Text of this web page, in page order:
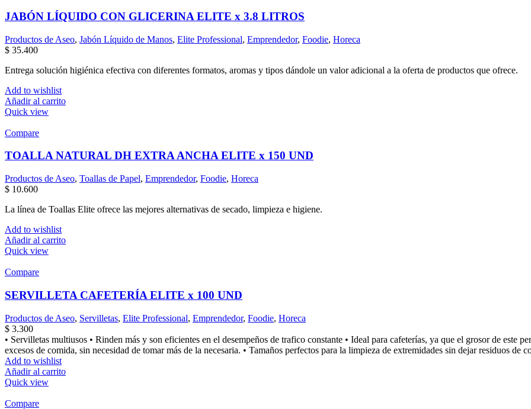
JABÓN LÍQUIDO CON GLICERINA ELITE x 3.8 LITROS
Productos de Aseo, Jabón Líquido de Manos, Elite Professional, Emprendedor, Foodie, Horeca
$ 35.400
Entrega solución higiénica efectiva con diferentes formatos, aromas y tipos dándole un valor adicional a la oferta de productos que ofrece.
Add to wishlist
Añadir al carrito
Quick view
Compare
TOALLA NATURAL DH EXTRA ANCHA ELITE x 150 UND
Productos de Aseo, Toallas de Papel, Emprendedor, Foodie, Horeca
$ 10.600
La línea de Toallas Elite ofrece las mejores alternativas de secado, limpieza e higiene.
Add to wishlist
Añadir al carrito
Quick view
Compare
SERVILLETA CAFETERÍA ELITE x 100 UND
Productos de Aseo, Servilletas, Elite Professional, Emprendedor, Foodie, Horeca
$ 3.300
• Servilletas multiusos • Rinden más y son eficientes en el desempeños de trafico constante • Ideal para cafeterías, ya que el grosor de este
excesos de comida, sin necesidad de tomar más de la necesaria. • Tamaños perfectos para la limpieza de extremidades sin dejar residuos de
Add to wishlist
Añadir al carrito
Quick view
Compare